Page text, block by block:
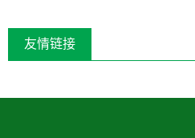
友情链接